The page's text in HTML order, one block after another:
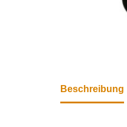
Beschreibung